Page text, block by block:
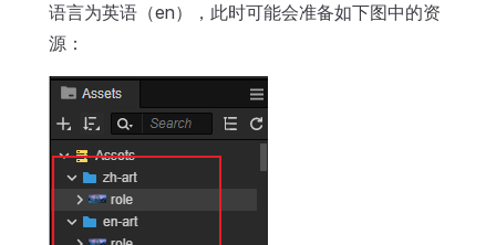
语言为英语（en），此时可能会准备如下图中的资
源：